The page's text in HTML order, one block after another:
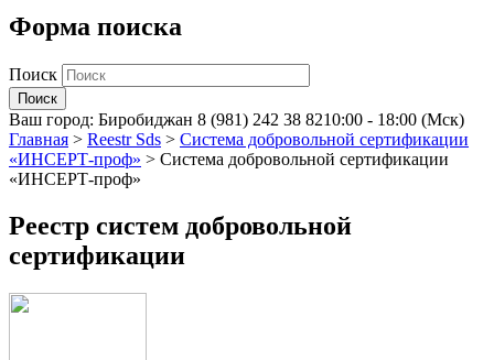
Форма поиска
Поиск
Ваш город: Биробиджан 8 (981) 242 38 8210:00 - 18:00 (Мск)
Главная > Reestr Sds > Система добровольной сертификации
«ИНСЕРТ-проф» > Система добровольной сертификации
«ИНСЕРТ-проф»
Реестр систем добровольной
сертификации